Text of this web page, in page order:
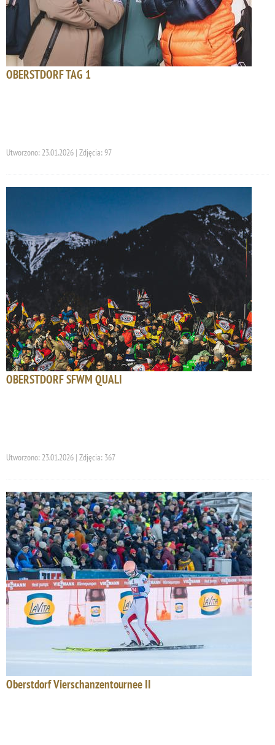
OBERSTDORF TAG 1
Utworzono: 23.01.2026 | Zdjęcia: 97
OBERSTDORF SFWM QUALI
Utworzono: 23.01.2026 | Zdjęcia: 367
Oberstdorf Vierschanzentournee II